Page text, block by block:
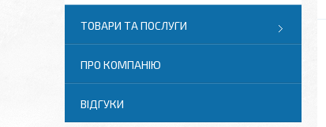
ТОВАРИ ТА ПОСЛУГИ
ПРО КОМПАНІЮ
ВІДГУКИ